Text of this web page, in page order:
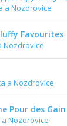
a Nozdrovice
Favourites
Nozdrovice
a Nozdrovice
Pour des Gain
a Nozdrovice